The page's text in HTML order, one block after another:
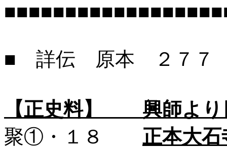
■ 詳伝 原本 ２７７
【正史料】 興師より
聚①・１８ 正本大